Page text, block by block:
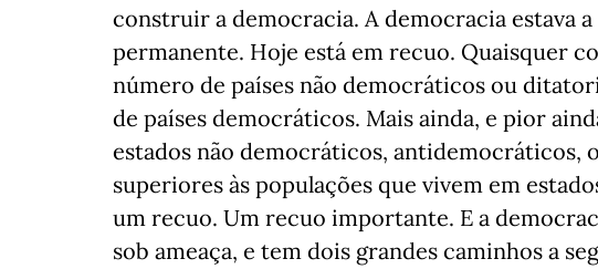
construir a democracia. A democracia estava a
permanente. Hoje está em recuo. Quaisquer
número de países não democráticos ou
de países democráticos. Mais ainda, e pior
estados não democráticos, antidemocráticos,
superiores às populações que vivem em
um recuo. Um recuo importante. E a
sob ameaça, e tem dois grandes caminhos a